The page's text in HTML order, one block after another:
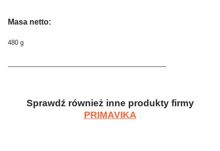
Masa netto:
480 g
Sprawdź również inne produkty firmy
PRIMAVIKA